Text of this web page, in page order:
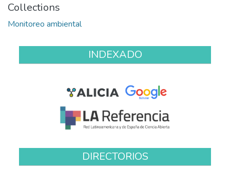
Collections
Monitoreo ambiental
INDEXADO
DIRECTORIOS